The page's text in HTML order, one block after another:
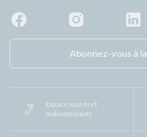
Abonnez-vous à
Espace sourds et
malentendants